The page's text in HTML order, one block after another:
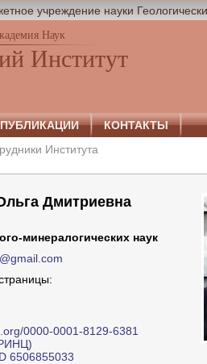
учреждение науки
Наук
Институт
ПУБЛИКАЦИИ
КОНТАКТЫ
Института
Дмитриевна
минералогических наук
0000-0001-8129-6381
6506855033